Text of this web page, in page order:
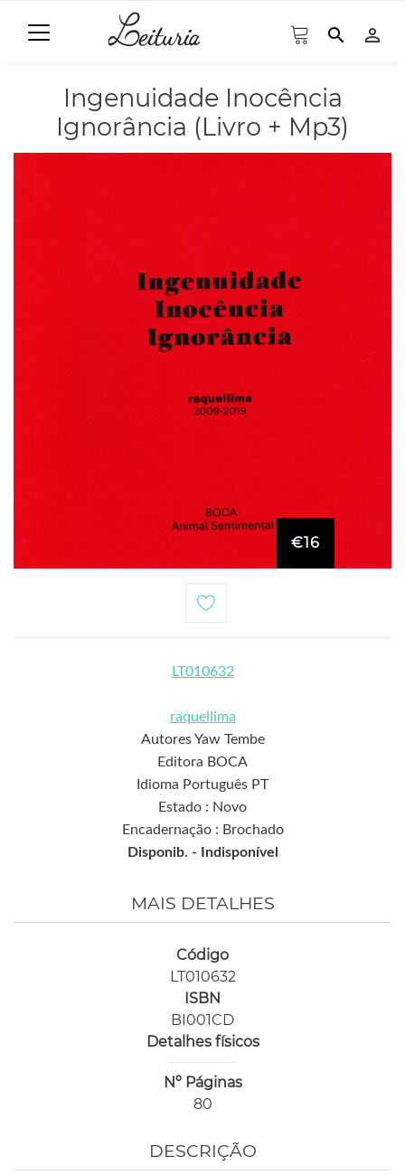
search person_outline
Ingenuidade Inocência
Ignorância (Livro + Mp3)
€16
LT010632
raquellima
Autores Yaw Tembe
Editora BOCA
Idioma Português PT
Estado : Novo
Encadernação : Brochado
Disponib. -
Indisponível
MAIS DETALHES
Código
LT010632
ISBN
BI001CD
Detalhes físicos
Nº Páginas
80
DESCRIÇÃO